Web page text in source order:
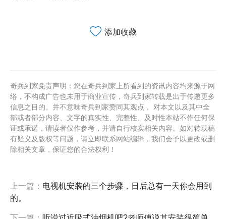
添加收藏
奇兵到家免责声明：您在奇兵到家上所看到的资讯内容均来源于网
络，不构成广告也未用于商业宣传，奇兵到家转载是出于传递更多
信息之目的。并不意味奇兵到家赞同其观点， 对本文以及其中全
部或者部分内容、文字的真实性、完整性、及时性本站不作任何保
证或承诺，请读者仅作参考，并请自行核实相关内容。如对转载稿
有疑义及版权等问题，请立即联系网站编辑，我们会予以更改或删
除相关文章，保证您的合法权利！
上一篇： 电视机安装的三个步骤，日后总有一天你会用到
的。